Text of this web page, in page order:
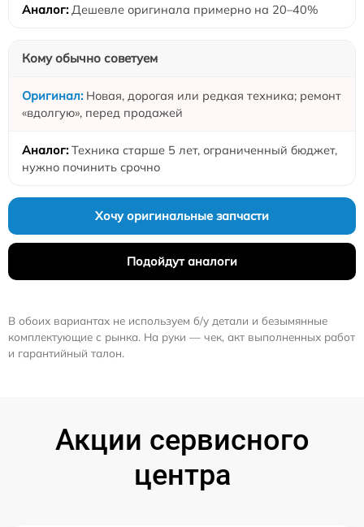
Дешевле оригинала примерно на 20–40%
Кому обычно советуем
Новая, дорогая или редкая техника; ремонт
«вдолгую», перед продажей
Техника старше 5 лет, ограниченный бюджет,
нужно починить срочно
Хочу оригинальные запчасти
Подойдут аналоги
В обоих вариантах не используем б/у детали и безымянные
комплектующие с рынка. На руки — чек, акт выполненных работ
и гарантийный талон.
Акции сервисного
центра